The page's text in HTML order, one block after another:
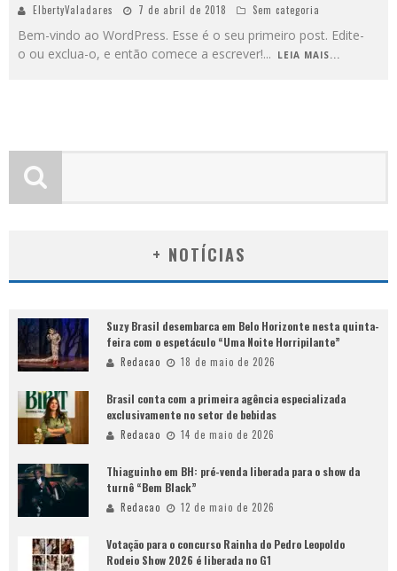
ElbertyValadares 7 de abril de 2018 Sem categoria
Bem-vindo ao WordPress. Esse é o seu primeiro post. Edite-
o ou exclua-o, e então comece a escrever!... LEIA MAIS...
+ NOTÍCIAS
Suzy Brasil desembarca em Belo Horizonte nesta quinta-
feira com o espetáculo “Uma Noite Horripilante”
Redacao 18 de maio de 2026
Brasil conta com a primeira agência especializada
exclusivamente no setor de bebidas
Redacao 14 de maio de 2026
Thiaguinho em BH: pré-venda liberada para o show da
turnê “Bem Black”
Redacao 12 de maio de 2026
Votação para o concurso Rainha do Pedro Leopoldo
Rodeio Show 2026 é liberada no G1